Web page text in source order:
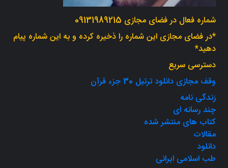
شماره فعال در فضای مجازی 09131989215
*در فضای مجازی این شماره را ذخیره کرده و به این شماره پیام
دهید*
دسترسی سریع
وقف مجازی دانلود ترتیل 30 جزء قرآن
زندگی نامه
چند رسانه ای
کتاب های منتشر شده
مقالات
دانلود
طب اسلامی ایرانی